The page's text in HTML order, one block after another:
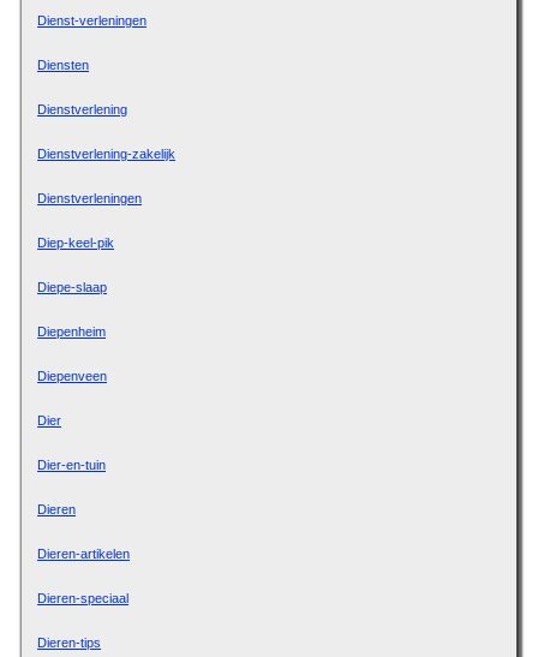
Dienst-verleningen
Diensten
Dienstverlening
Dienstverlening-zakelijk
Dienstverleningen
Diep-keel-pik
Diepe-slaap
Diepenheim
Diepenveen
Dier
Dier-en-tuin
Dieren
Dieren-artikelen
Dieren-speciaal
Dieren-tips